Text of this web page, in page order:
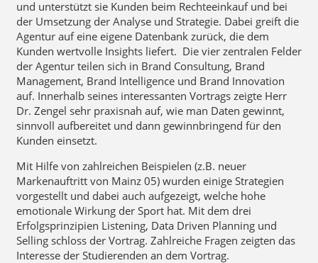
und unterstützt sie Kunden beim Rechteeinkauf und bei
der Umsetzung der Analyse und Strategie. Dabei greift die
Agentur auf eine eigene Datenbank zurück, die dem
Kunden wertvolle Insights liefert. Die vier zentralen Felder
der Agentur teilen sich in Brand Consultung, Brand
Management, Brand Intelligence und Brand Innovation
auf. Innerhalb seines interessanten Vortrags zeigte Herr
Dr. Zengel sehr praxisnah auf, wie man Daten gewinnt,
sinnvoll aufbereitet und dann gewinnbringend für den
Kunden einsetzt.
Mit Hilfe von zahlreichen Beispielen (z.B. neuer
Markenauftritt von Mainz 05) wurden einige Strategien
vorgestellt und dabei auch aufgezeigt, welche hohe
emotionale Wirkung der Sport hat. Mit dem drei
Erfolgsprinzipien Listening, Data Driven Planning und
Selling schloss der Vortrag. Zahlreiche Fragen zeigten das
Interesse der Studierenden an dem Vortrag.